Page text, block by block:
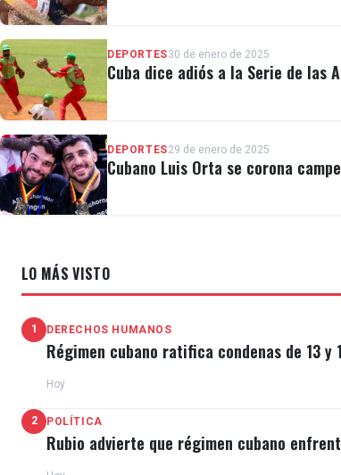
DEPORTES30 de enero de 2025
Cuba dice adiós a la Serie de las
DEPORTES29 de enero de 2025
Cubano Luis Orta se corona
LO MÁS VISTO
1 DERECHOS HUMANOS
Régimen cubano ratifica condenas de 13
Hoy
2 POLÍTICA
Rubio advierte que régimen cubano